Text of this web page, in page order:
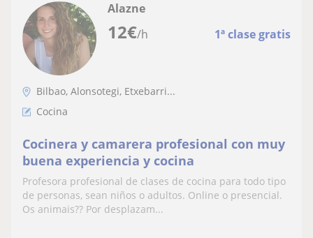
12€/h 1ª clase gratis
Alazne
Bilbao, Alonsotegi, Etxebarri...
Cocina
Cocinera y camarera profesional con muy
buena experiencia y cocina
Profesora profesional de clases de cocina para todo tipo
de personas, sean niños o adultos. Online o presencial.
Os animais?? Por desplazam...